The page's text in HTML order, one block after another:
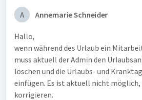
A Annemarie Schneider
Hallo,
wenn während des Urlaub ein
muss aktuell der Admin den
löschen und die Urlaubs- und
einfügen. Es ist aktuell nicht möglich,
korrigieren.